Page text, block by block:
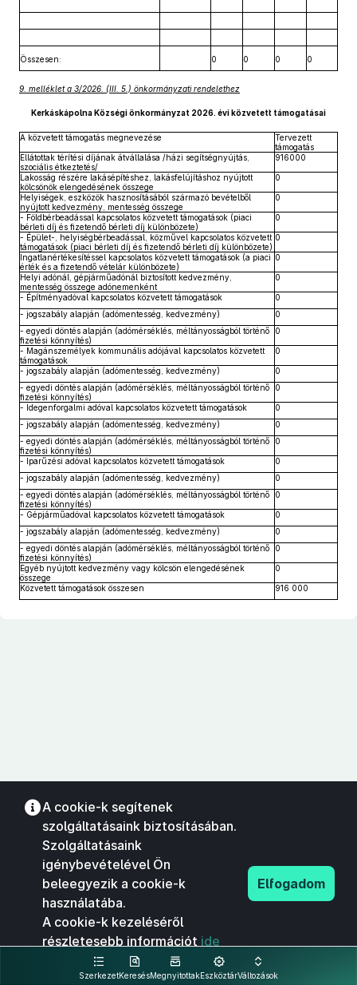
Összesen: 0 0 0 0
9. melléklet a 3/2026. (III. 5.) önkormányzati rendelethez
Kerkáskápolna Községi önkormányzat 2026. évi közvetett támogatásai
A közvetett támogatás megnevezése
Tervezett
támogatás
Ellátottak térítési díjának átvállalása /házi segítségnyújtás,
szociális étkeztetés/
916000
Lakosság részére lakásépítéshez, lakásfelújításhoz nyújtott
kölcsönök elengedésének összege
0
Helyiségek, eszközök hasznosításából származó bevételből
nyújtott kedvezmény, mentesség összege
0
- Földbérbeadással kapcsolatos közvetett támogatások (piaci
bérleti díj és fizetendő bérleti díj különbözete)
0
- Épület-, helyiségbérbeadással, közművel kapcsolatos közvetett
támogatások (piaci bérleti díj és fizetendő bérleti díj különbözete)
0
Ingatlanértékesítéssel kapcsolatos közvetett támogatások (a piaci
érték és a fizetendő vételár különbözete)
0
Helyi adónál, gépjárműadónál biztosított kedvezmény,
mentesség összege adónemenként
0
- Építményadóval kapcsolatos közvetett támogatások
0
- jogszabály alapján (adómentesség, kedvezmény)
0
- egyedi döntés alapján (adómérséklés, méltányosságból történő
fizetési könnyítés)
0
- Magánszemélyek kommunális adójával kapcsolatos közvetett
támogatások
0
- jogszabály alapján (adómentesség, kedvezmény)
0
- egyedi döntés alapján (adómérséklés, méltányosságból történő
fizetési könnyítés)
0
- Idegenforgalmi adóval kapcsolatos közvetett támogatások
0
- jogszabály alapján (adómentesség, kedvezmény)
0
- egyedi döntés alapján (adómérséklés, méltányosságból történő
fizetési könnyítés)
0
- Iparűzési adóval kapcsolatos közvetett támogatások
0
- jogszabály alapján (adómentesség, kedvezmény)
0
- egyedi döntés alapján (adómérséklés, méltányosságból történő
fizetési könnyítés)
0
- Gépjárműadóval kapcsolatos közvetett támogatások
0
- jogszabály alapján (adómentesség, kedvezmény)
0
- egyedi döntés alapján (adómérséklés, méltányosságból történő
fizetési könnyítés)
0
Egyéb nyújtott kedvezmény vagy kölcsön elengedésének
összege
0
Közvetett támogatások összesen 916 000
SzerkezetKeresésMegnyitottakEszköztárVáltozások
A cookie-k segítenek
szolgáltatásaink biztosításában.
Szolgáltatásaink
igénybevételével Ön
beleegyezik a cookie-k
használatába.
A cookie-k kezeléséről
részletesebb információt ide
kattintva olvashat.
Elfogadom